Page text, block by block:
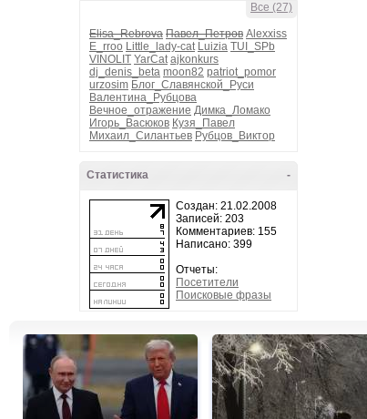
Все (27)
Elisa_Rebrova Павел_Петров Alexxiss
E_rroo Little_lady-cat Luizia TUI_SPb
VINOLIT YarCat ajkonkurs
dj_denis_beta moon82 patriot_pomor
urzosim Блог_Славянской_Руси
Валентина_Рубцова
Вечное_отражение Димка_Ломако
Игорь_Васюков Кузя_Павел
Михаил_Силантьев Рубцов_Виктор
-
Статистика
Создан: 21.02.2008
Записей: 203
Комментариев: 155
Написано: 399
Отчеты:
Посетители
Поисковые фразы